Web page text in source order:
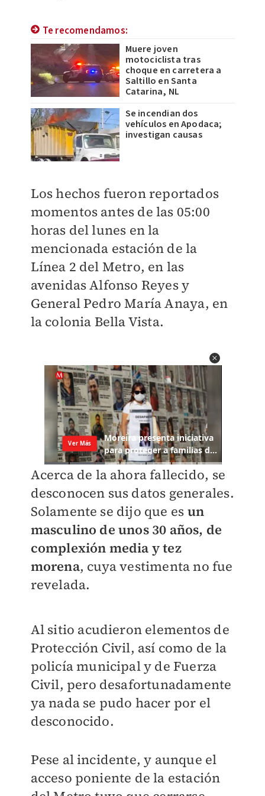
Te recomendamos:
Muere joven
motociclista tras
choque en carretera a
Saltillo en Santa
Catarina, NL
Se incendian dos
vehículos en Apodaca;
investigan causas
Los hechos fueron reportados
momentos antes de las 05:00
horas del lunes en la
mencionada estación de la
Línea 2 del Metro, en las
avenidas Alfonso Reyes y
General Pedro María Anaya, en
la colonia Bella Vista.
Acerca de la ahora fallecido, se
desconocen sus datos generales.
Solamente se dijo que es un
masculino de unos 30 años, de
complexión media y tez
morena, cuya vestimenta no fue
revelada.
Al sitio acudieron elementos de
Protección Civil, así como de la
policía municipal y de Fuerza
Civil, pero desafortunadamente
ya nada se pudo hacer por el
desconocido.
Pese al incidente, y aunque el
acceso poniente de la estación